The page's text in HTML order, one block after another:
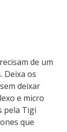
de um
Deixa os
deixar
e micro
pela Tigi
que